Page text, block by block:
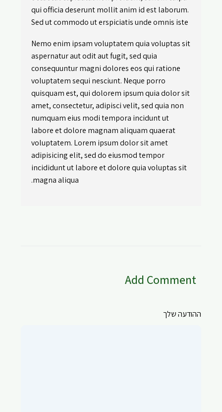
qui officia deserunt mollit anim id est laborum.
Sed ut commodo ut erspiciatis unde omnis iste
Nemo enim ipsam voluptatem quia voluptas sit
aspernatur aut odit aut fugit, sed quia
consequuntur magni dolores eos qui ratione
voluptatem sequi nesciunt. Neque porro
quisquam est, qui dolorem ipsum quia dolor sit
amet, consectetur, adipisci velit, sed quia non
numquam eius modi tempora incidunt ut
labore et dolore magnam aliquam quaerat
voluptatem. Lorem ipsum dolor sit amet
adipisicing elit, sed do eiusmod tempor
incididunt ut labore et dolore quia voluptas sit
magna aliqua.
Add Comment
ההודעה שלך